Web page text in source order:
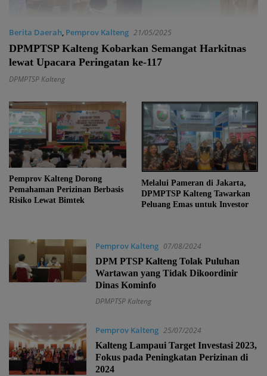
Berita Daerah, Pemprov Kalteng 21/05/2025
DPMPTSP Kalteng Kobarkan Semangat Harkitnas
lewat Upacara Peringatan ke-117
DPMPTSP Kalteng
Pemprov Kalteng Dorong
Pemahaman Perizinan Berbasis
Risiko Lewat Bimtek
Melalui Pameran di Jakarta,
DPMPTSP Kalteng Tawarkan
Peluang Emas untuk Investor
Pemprov Kalteng 07/08/2024
DPM PTSP Kalteng Tolak Puluhan
Wartawan yang Tidak Dikoordinir
Dinas Kominfo
DPMPTSP Kalteng
Pemprov Kalteng 25/07/2024
Kalteng Lampaui Target Investasi 2023,
Fokus pada Peningkatan Perizinan di
2024